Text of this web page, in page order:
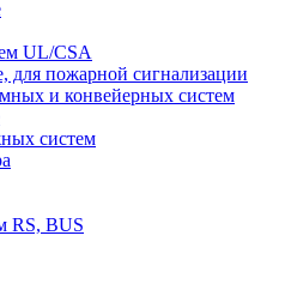
UL/CSA
для пожарной сигнализации
и конвейерных систем
систем
RS, BUS